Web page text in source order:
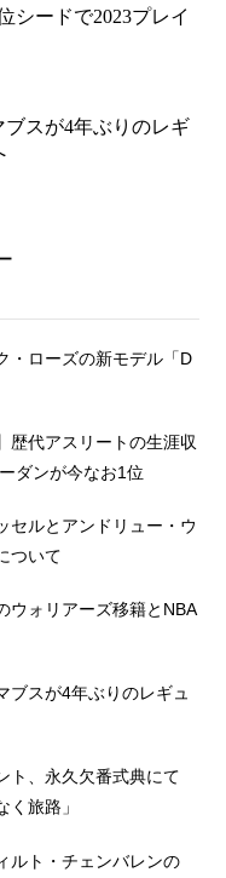
シードで2023プレイ
スが4年ぶりのレギ
・ローズの新モデル「D
歴代アスリートの生涯収
ダンが今なお1位
セルとアンドリュー・ウ
ついて
ウォリアーズ移籍とNBA
ブスが4年ぶりのレギュ
ト、永久欠番式典にて
く旅路」
ト・チェンバレンの